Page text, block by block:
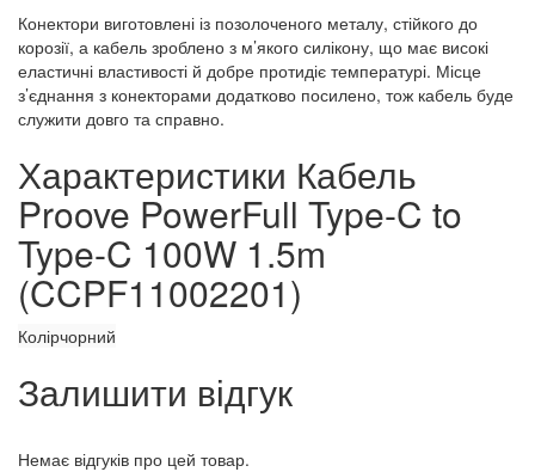
Конектори виготовлені із позолоченого металу, стійкого до
корозії, а кабель зроблено з м’якого силікону, що має високі
еластичні властивості й добре протидіє температурі. Місце
з’єднання з конекторами додатково посилено, тож кабель буде
служити довго та справно.
Характеристики Кабель
Proove PowerFull Type-C to
Type-C 100W 1.5m
(CCPF11002201)
Колірчорний
Залишити відгук
Немає відгуків про цей товар.